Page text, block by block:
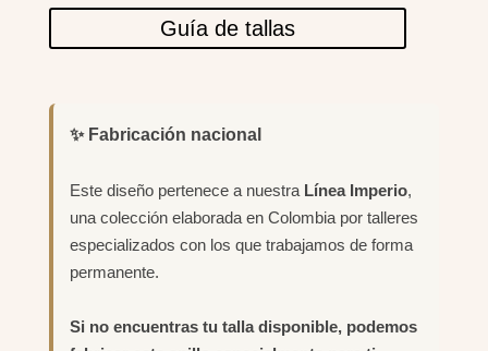
Guía de tallas
✨ Fabricación nacional
Este diseño pertenece a nuestra Línea Imperio,
una colección elaborada en Colombia por talleres
especializados con los que trabajamos de forma
permanente.
Si no encuentras tu talla disponible, podemos